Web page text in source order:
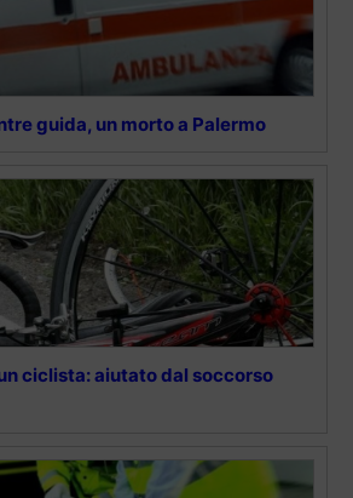
guida, un morto a Palermo
ciclista: aiutato dal soccorso